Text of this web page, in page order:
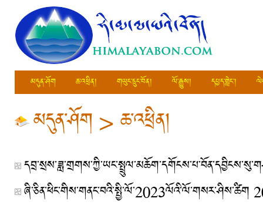
མདུན་ཤོག ཆ་འཕྲིན། གཡུང་དྲུང་བོན། ལོ་རྒྱུས། དཔྱད་གླེང་།
མདུན་ཤོག >ཆ་འཕྲིན།
ཞི་ཅིན་ཕིང་གིས་གནང་བའི་སྤྱི་ལོ་2023ལོའི་ལོ་གསར་ཤིས་ཚིག